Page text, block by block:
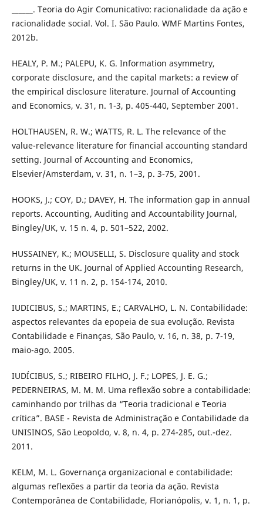
______. Teoria do Agir Comunicativo: racionalidade da ação e
racionalidade social. Vol. I. São Paulo. WMF Martins Fontes,
2012b.
HEALY, P. M.; PALEPU, K. G. Information asymmetry,
corporate disclosure, and the capital markets: a review of
the empirical disclosure literature. Journal of Accounting
and Economics, v. 31, n. 1-3, p. 405-440, September 2001.
HOLTHAUSEN, R. W.; WATTS, R. L. The relevance of the
value-relevance literature for financial accounting standard
setting. Journal of Accounting and Economics,
Elsevier/Amsterdam, v. 31, n. 1–3, p. 3-75, 2001.
HOOKS, J.; COY, D.; DAVEY, H. The information gap in annual
reports. Accounting, Auditing and Accountability Journal,
Bingley/UK, v. 15 n. 4, p. 501–522, 2002.
HUSSAINEY, K.; MOUSELLI, S. Disclosure quality and stock
returns in the UK. Journal of Applied Accounting Research,
Bingley/UK, v. 11 n. 2, p. 154-174, 2010.
IUDICIBUS, S.; MARTINS, E.; CARVALHO, L. N. Contabilidade:
aspectos relevantes da epopeia de sua evolução. Revista
Contabilidade e Finanças, São Paulo, v. 16, n. 38, p. 7-19,
maio-ago. 2005.
IUDÍCIBUS, S.; RIBEIRO FILHO, J. F.; LOPES, J. E. G.;
PEDERNEIRAS, M. M. M. Uma reflexão sobre a contabilidade:
caminhando por trilhas da “Teoria tradicional e Teoria
crítica”. BASE - Revista de Administração e Contabilidade da
UNISINOS, São Leopoldo, v. 8, n. 4, p. 274-285, out.-dez.
2011.
KELM, M. L. Governança organizacional e contabilidade:
algumas reflexões a partir da teoria da ação. Revista
Contemporânea de Contabilidade, Florianópolis, v. 1, n. 1, p.